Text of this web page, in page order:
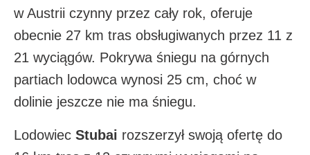
w Austrii czynny przez cały rok, oferuje
obecnie 27 km tras obsługiwanych przez 11 z
21 wyciągów. Pokrywa śniegu na górnych
partiach lodowca wynosi 25 cm, choć w
dolinie jeszcze nie ma śniegu.
Lodowiec Stubai rozszerzył swoją ofertę do